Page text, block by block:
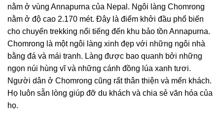
nằm ở vùng Annapurna của Nepal. Ngôi làng Chomrong
nằm ở độ cao 2.170 mét. Đây là điểm khởi đầu phổ biến
cho chuyến trekking nổi tiếng đến khu bảo tồn Annapurna.
Chomrong là một ngôi làng xinh đẹp với những ngôi nhà
bằng đá và mái tranh. Làng được bao quanh bởi những
ngọn núi hùng vĩ và những cánh đồng lúa xanh tươi.
Người dân ở Chomrong cũng rất thân thiện và mến khách.
Họ luôn sẵn lòng giúp đỡ du khách và chia sẻ văn hóa của
họ.